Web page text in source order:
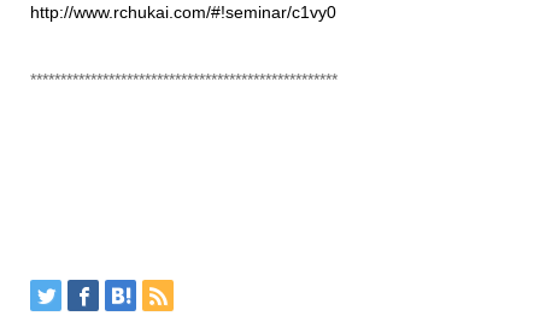
http://www.rchukai.com/#!seminar/c1vy0
***************************************************